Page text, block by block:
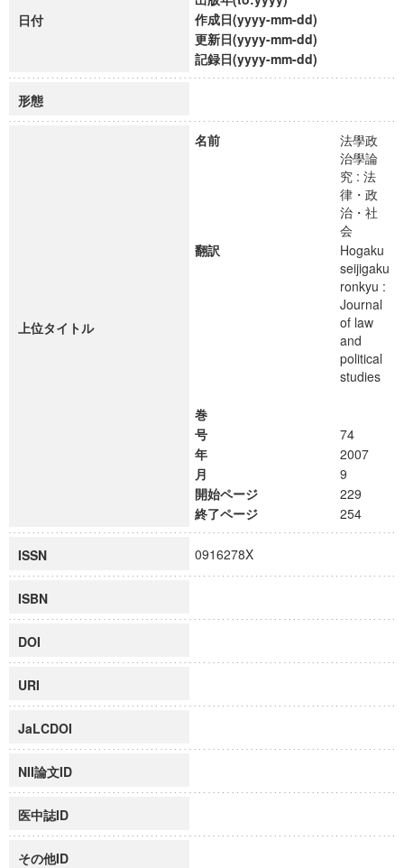
日付
作成日(yyyy-mm-dd)
更新日(yyyy-mm-dd)
記録日(yyyy-mm-dd)
形態
上位タイトル
名前
法學政
治學論
究 : 法
律・政
治・社
会
翻訳
Hogaku
seijigaku
ronkyu :
Journal
of law
and
political
studies
巻
号
74
年
2007
月
9
開始ページ
229
終了ページ
254
ISSN 0916278X
ISBN
DOI
URI
JaLCDOI
NII論文ID
医中誌ID
その他ID